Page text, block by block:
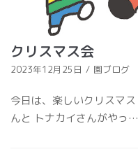
クリスマス会
2023年12月25日 園ブログ
今日は、楽しいクリスマス
んと トナカイさんがやっ…